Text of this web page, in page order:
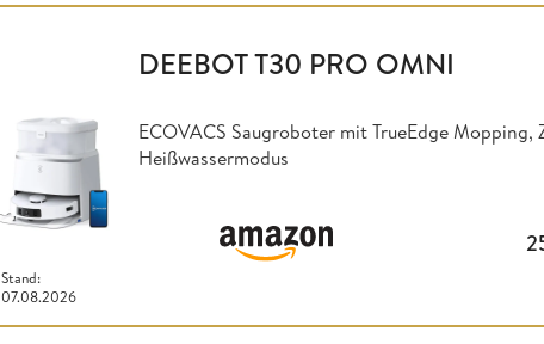
Stand:
07.08.2026
DEEBOT T30 PRO OMNI
ECOVACS Saugroboter mit TrueEdge Mopping,
Heißwassermodus